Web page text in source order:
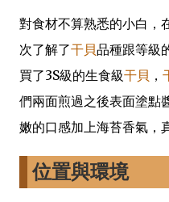
對食材不算熟悉的小白，
次了解了干貝品種跟等級
買了3S級的生食級干貝 ，
們兩面煎過之後表面塗點
嫩的口感加上海苔香氣，
位置與環境